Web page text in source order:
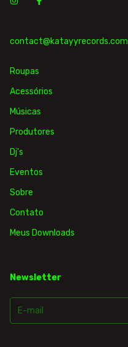
contact@katayyrecords.com
Roupas
Acessórios
Músicas
Produtores
Dj's
Eventos
Sobre
Contato
Meus Downloads
Newsletter